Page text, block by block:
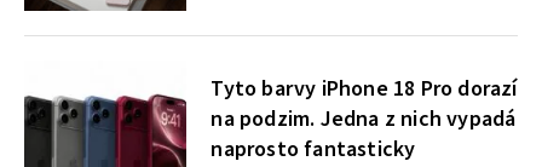
Tyto barvy iPhone 18 Pro dorazí
na podzim. Jedna z nich vypadá
naprosto fantasticky